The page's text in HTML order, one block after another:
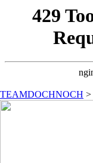
TEAMDOCHNOCH >